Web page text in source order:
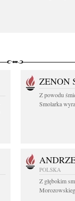
ZENON
Z powodu
Smolarka
POLSKA
Z głębokim